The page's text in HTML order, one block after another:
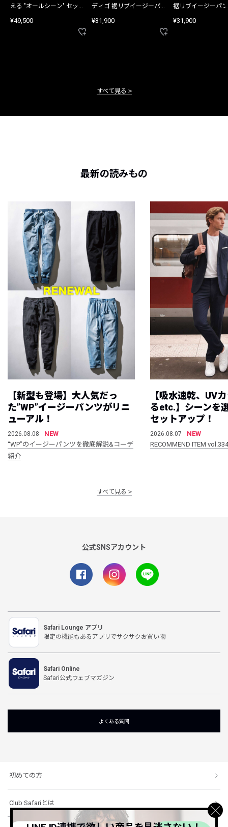
える "オールシーン" セット
¥49,500
ディゴ 裾リブイージーパン
¥31,900
裾リブイージーパ
¥31,900
すべて見る
最新の読みもの
【新型も登場】大人気だっ
た”WP”イージーパンツがリニ
ューアル！
2026.08.08
NEW
“WP”のイージーパンツを徹底解説&コーデ
紹介
【吸水速乾、UV
るetc.】シーンを
セットアップ！
2026.08.07
NEW
RECOMMEND ITEM vol.334
すべて見る
公式SNSアカウント
Safari Lounge アプリ
限定の機能もあるアプリでサクサクお買い物
Safari Online
Safari公式ウェブマガジン
よくある質問
初めての方
Club Safariとは